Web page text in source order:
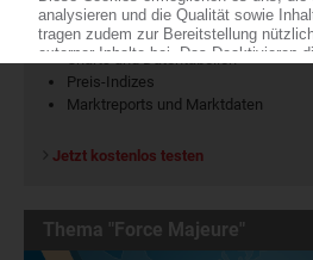
100 Zeitreihen für den Polymermarkt
Preis-Indizes
Marktreports und Marktdaten
Jetzt kostenlos testen
Thema "Force Majeure"